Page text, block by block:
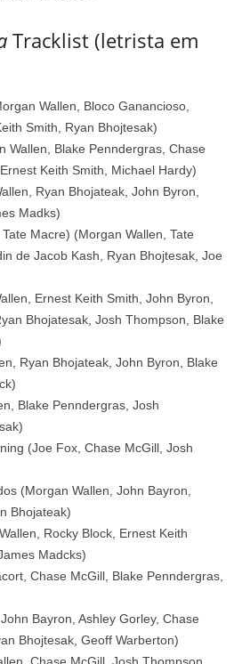
Tracklist (letrista em
Wallen, Bloco Ganancioso,
Smith, Ryan Bhojtesak)
Wallen, Blake Penndergras, Chase
Keith Smith, Michael Hardy)
Ryan Bhojateak, John Byron,
Madks)
Macre) (Morgan Wallen, Tate
de Jacob Kash, Ryan Bhojtesak, Joe
Ernest Keith Smith, John Byron,
Bhojatesak, Josh Thompson, Blake
Ryan Bhojateak, John Byron, Blake
Blake Penndergras, Josh
(Joe Fox, Chase McGill, Josh
(Morgan Wallen, John Bayron,
Bhojateak)
Rocky Block, Ernest Keith
Madcks)
Chase McGill, Blake Penndergras,
Bayron, Ashley Gorley, Chase
Bhojtesak, Geoff Warberton)